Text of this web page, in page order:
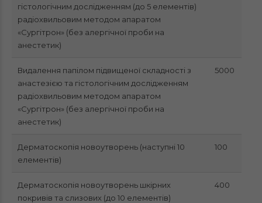
гістологічним дослідженням (до 5 елементів)
радіохвильовим методом апаратом
«Сургітрон» (без алергічної проби на
анестетик)
Видалення папілом підвищеної складності з
анастезією та гістологічним дослідженням
радіохвильовим методом апаратом
«Сургітрон» (без алергічної проби на
анестетик)
5000
Дерматоскопія новоутворень (наступні 10
елементів)
100
Дерматоскопія новоутворень шкірних
покривів та слизових (до 10 елементів)
400